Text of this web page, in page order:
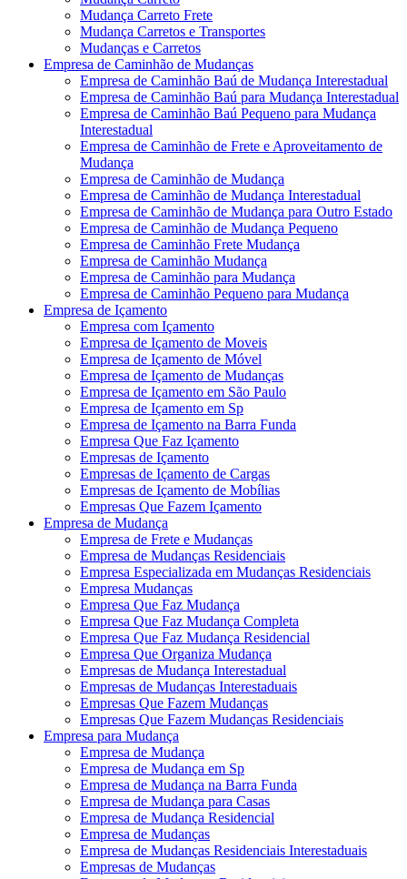
Mudança Carreto Frete
Mudança Carretos e Transportes
Mudanças e Carretos
Empresa de Caminhão de Mudanças
Empresa de Caminhão Baú de Mudança Interestadual
Empresa de Caminhão Baú para Mudança Interestadual
Empresa de Caminhão Baú Pequeno para Mudança
Interestadual
Empresa de Caminhão de Frete e Aproveitamento de
Mudança
Empresa de Caminhão de Mudança
Empresa de Caminhão de Mudança Interestadual
Empresa de Caminhão de Mudança para Outro Estado
Empresa de Caminhão de Mudança Pequeno
Empresa de Caminhão Frete Mudança
Empresa de Caminhão Mudança
Empresa de Caminhão para Mudança
Empresa de Caminhão Pequeno para Mudança
Empresa de Içamento
Empresa com Içamento
Empresa de Içamento de Moveis
Empresa de Içamento de Móvel
Empresa de Içamento de Mudanças
Empresa de Içamento em São Paulo
Empresa de Içamento em Sp
Empresa de Içamento na Barra Funda
Empresa Que Faz Içamento
Empresas de Içamento
Empresas de Içamento de Cargas
Empresas de Içamento de Mobílias
Empresas Que Fazem Içamento
Empresa de Mudança
Empresa de Frete e Mudanças
Empresa de Mudanças Residenciais
Empresa Especializada em Mudanças Residenciais
Empresa Mudanças
Empresa Que Faz Mudança
Empresa Que Faz Mudança Completa
Empresa Que Faz Mudança Residencial
Empresa Que Organiza Mudança
Empresas de Mudança Interestadual
Empresas de Mudanças Interestaduais
Empresas Que Fazem Mudanças
Empresas Que Fazem Mudanças Residenciais
Empresa para Mudança
Empresa de Mudança
Empresa de Mudança em Sp
Empresa de Mudança na Barra Funda
Empresa de Mudança para Casas
Empresa de Mudança Residencial
Empresa de Mudanças
Empresa de Mudanças Residenciais Interestaduais
Empresas de Mudanças